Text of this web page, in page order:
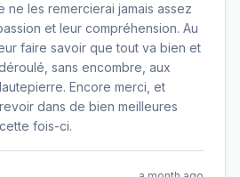
ne les remercierai jamais assez
et leur compréhension. Au
faire savoir que tout va bien et
sans encombre, aux
Encore merci, et
dans de bien meilleures
fois-ci.